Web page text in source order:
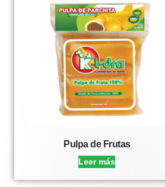
Pulpa de Frutas
Leer más